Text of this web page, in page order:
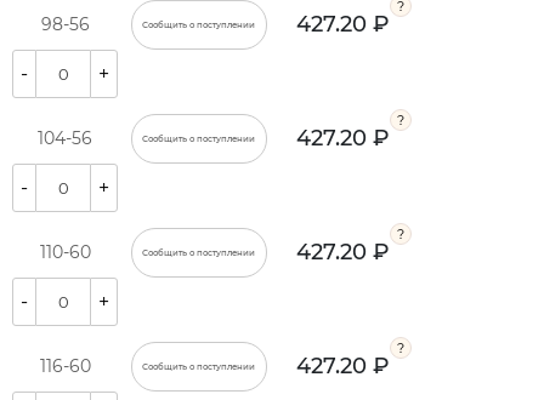
98-56 Сообщить о поступлении 427.20 ₽
- +
104-56 Сообщить о поступлении 427.20 ₽
- +
110-60 Сообщить о поступлении 427.20 ₽
- +
116-60 Сообщить о поступлении 427.20 ₽